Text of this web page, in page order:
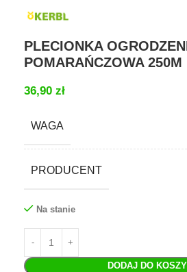
PLECIONKA
POMARAŃCZOWA 250M
36,90 zł
WAGA
PRODUCENT
Na stanie
DODAJ DO